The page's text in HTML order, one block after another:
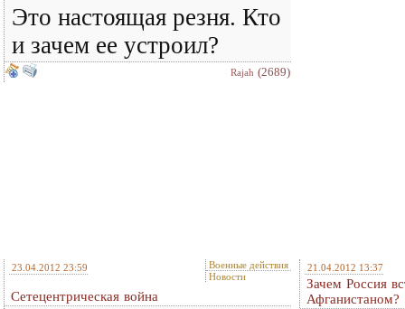
Это настоящая резня. Кто
и зачем ее устроил?
Rajah (2689)
23.04.2012 23:59
Военные действия
Новости
Сетецентрическая война
21.04.2012 13:37
Зачем Россия
Афганистаном?